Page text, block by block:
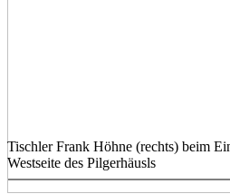
Tischler Frank Höhne (rechts) beim
Westseite des Pilgerhäusls